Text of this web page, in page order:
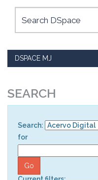
DSPACE MJ
SEARCH
Search:
for